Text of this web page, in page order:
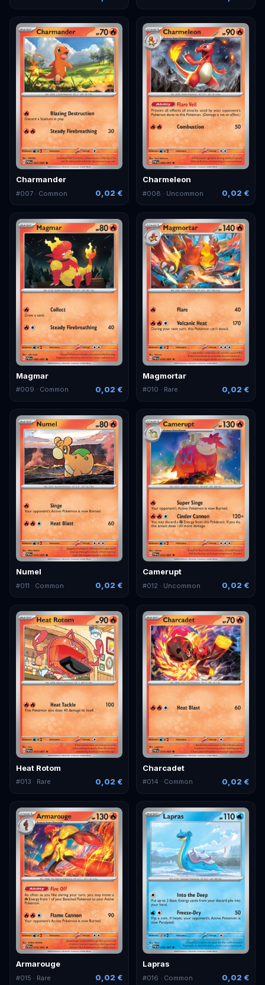
Charmander
#007 · Common 0,02 €
Charmeleon
#008 · Uncommon 0,02 €
Magmar
#009 · Common 0,02 €
Magmortar
#010 · Rare 0,02 €
Numel
#011 · Common 0,02 €
Camerupt
#012 · Uncommon 0,02 €
Heat Rotom
#013 · Rare 0,02 €
Charcadet
#014 · Common 0,02 €
Armarouge
#015 · Rare 0,02 €
Lapras
#016 · Common 0,02 €